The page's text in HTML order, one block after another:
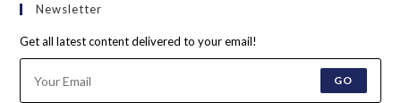
Newsletter
Get all latest content delivered to your email!
GO